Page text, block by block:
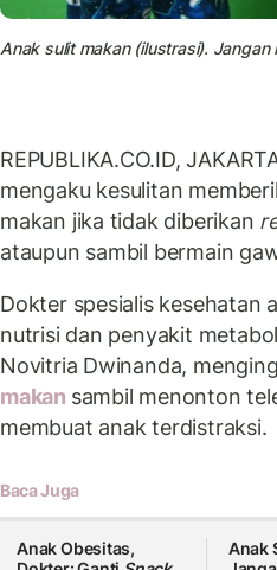
Anak sulit makan (ilustrasi).
REPUBLIKA.CO.ID,
mengaku kesulitan
makan jika tidak diberikan
ataupun sambil bermain
Dokter spesialis kesehatan
nutrisi dan penyakit
Novitria Dwinanda,
makan sambil menonton
membuat anak terdistraksi.
Baca Juga
Anak Obesitas,
Anak